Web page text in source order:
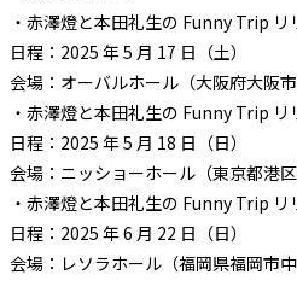
・赤澤燈と本田礼生の Funny Trip
日程：2025 年 5 月 17 日（土）
会場：オーバルホール（大阪府大阪
・赤澤燈と本田礼生の Funny Trip
日程：2025 年 5 月 18 日（日）
会場：ニッショーホール（東京都港
・赤澤燈と本田礼生の Funny Trip
日程：2025 年 6 月 22 日（日）
会場：レソラホール（福岡県福岡市